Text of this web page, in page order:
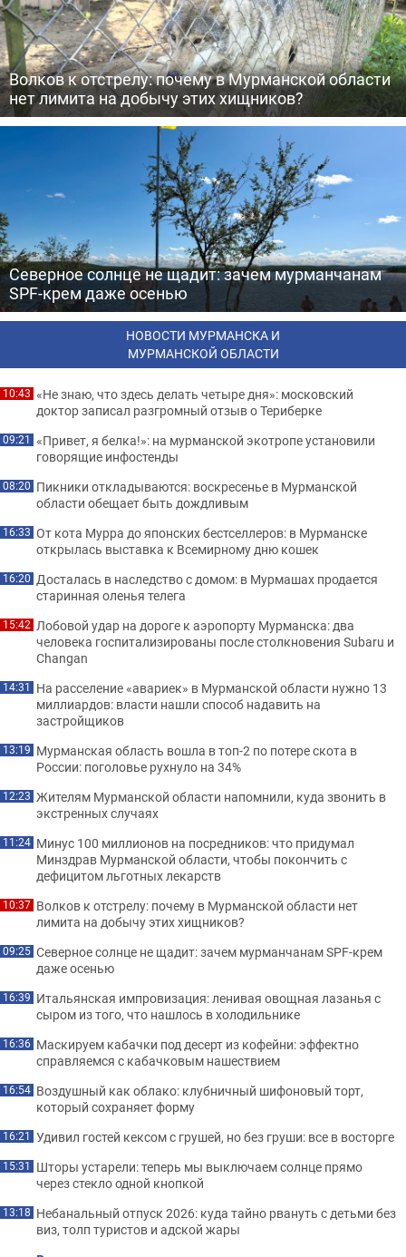
Волков к отстрелу: почему в Мурманской области
нет лимита на добычу этих хищников?
Северное солнце не щадит: зачем мурманчанам
SPF-крем даже осенью
НОВОСТИ МУРМАНСКА И
МУРМАНСКОЙ ОБЛАСТИ
10:43 «Не знаю, что здесь делать четыре дня»: московский
доктор записал разгромный отзыв о Териберке
09:21 «Привет, я белка!»: на мурманской экотропе установили
говорящие инфостенды
08:20 Пикники откладываются: воскресенье в Мурманской
области обещает быть дождливым
16:33 От кота Мурра до японских бестселлеров: в Мурманске
открылась выставка к Всемирному дню кошек
16:20 Досталась в наследство с домом: в Мурмашах продается
старинная оленья телега
15:42 Лобовой удар на дороге к аэропорту Мурманска: два
человека госпитализированы после столкновения Subaru и
Changan
14:31 На расселение «авариек» в Мурманской области нужно 13
миллиардов: власти нашли способ надавить на
застройщиков
13:19 Мурманская область вошла в топ-2 по потере скота в
России: поголовье рухнуло на 34%
12:23 Жителям Мурманской области напомнили, куда звонить в
экстренных случаях
11:24 Минус 100 миллионов на посредников: что придумал
Минздрав Мурманской области, чтобы покончить с
дефицитом льготных лекарств
10:37 Волков к отстрелу: почему в Мурманской области нет
лимита на добычу этих хищников?
09:25 Северное солнце не щадит: зачем мурманчанам SPF-крем
даже осенью
16:39 Итальянская импровизация: ленивая овощная лазанья с
сыром из того, что нашлось в холодильнике
16:36 Маскируем кабачки под десерт из кофейни: эффектно
справляемся с кабачковым нашествием
16:54 Воздушный как облако: клубничный шифоновый торт,
который сохраняет форму
16:21 Удивил гостей кексом с грушей, но без груши: все в восторге
15:31 Шторы устарели: теперь мы выключаем солнце прямо
через стекло одной кнопкой
13:18 Небанальный отпуск 2026: куда тайно рвануть с детьми без
виз, толп туристов и адской жары